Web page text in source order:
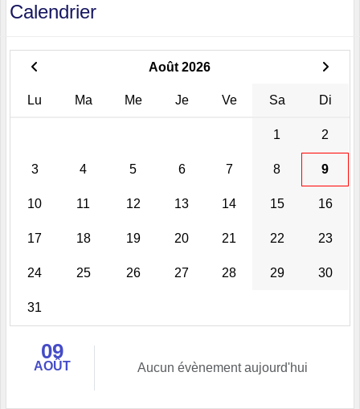
Calendrier
Août 2026
Lu Ma Me Je Ve Sa Di
1 2
3 4 5 6 7 8 9
10 11 12 13 14 15 16
17 18 19 20 21 22 23
24 25 26 27 28 29 30
31
09
AOÛT Aucun évènement aujourd'hui